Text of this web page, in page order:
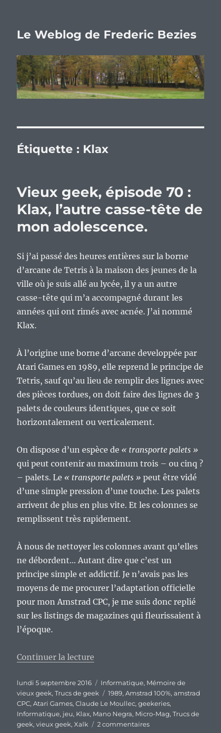
Le Weblog de Frederic Bezies
Étiquette : Klax
Vieux geek, épisode 70 :
Klax, l’autre casse-tête de
mon adolescence.
Si j’ai passé des heures entières sur la borne
d’arcane de Tetris à la maison des jeunes de la
ville où je suis allé au lycée, il y a un autre
casse-tête qui m’a accompagné durant les
années qui ont rimés avec acnée. J’ai nommé
Klax.
À l’origine une borne d’arcane developpée par
Atari Games en 1989, elle reprend le principe de
Tetris, sauf qu’au lieu de remplir des lignes avec
des pièces tordues, on doit faire des lignes de 3
palets de couleurs identiques, que ce soit
horizontalement ou verticalement.
On dispose d’un espèce de « transporte palets »
qui peut contenir au maximum trois – ou cinq ?
– palets. Le « transporte palets » peut être vidé
d’une simple pression d’une touche. Les palets
arrivent de plus en plus vite. Et les colonnes se
remplissent très rapidement.
À nous de nettoyer les colonnes avant qu’elles
ne débordent… Autant dire que c’est un
principe simple et addictif. Je n’avais pas les
moyens de me procurer l’adaptation officielle
pour mon Amstrad CPC, je me suis donc replié
sur les listings de magazines qui fleurissaient à
l’époque.
Continuer la lecture
Publié
le
lundi 5 septembre 2016 Catégories
Informatique, Mémoire de
vieux geek,Trucs de geek Étiquettes
1989,Amstrad 100%,amstrad
CPC,Atari Games,Claude Le Moullec,geekeries,
Informatique, jeu, Klax, Mano Negra, Micro-Mag,Trucs de
geek,vieux geek,Xalk 2 commentairessur